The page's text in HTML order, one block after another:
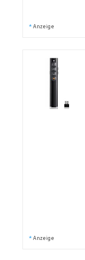
* Anzeige
* Anzeige